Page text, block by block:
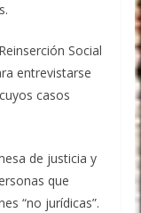
Social
entrevistarse
casos
de justicia y
que
“no jurídicas”.